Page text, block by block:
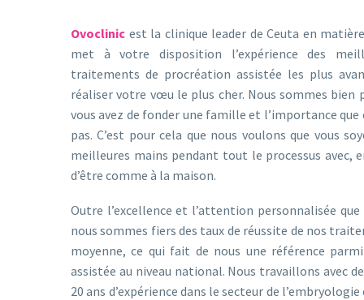
Ovoclinic est la clinique leader de Ceuta en
met à votre disposition l’expérience des
traitements de procréation assistée les plus
réaliser votre vœu le plus cher. Nous sommes bien
vous avez de fonder une famille et l’importance que
pas. C’est pour cela que nous voulons que vous
meilleures mains pendant tout le processus avec,
d’être comme à la maison.
Outre l’excellence et l’attention personnalisée
nous sommes fiers des taux de réussite de nos
moyenne, ce qui fait de nous une référence
assistée au niveau national. Nous travaillons avec
20 ans d’expérience dans le secteur de